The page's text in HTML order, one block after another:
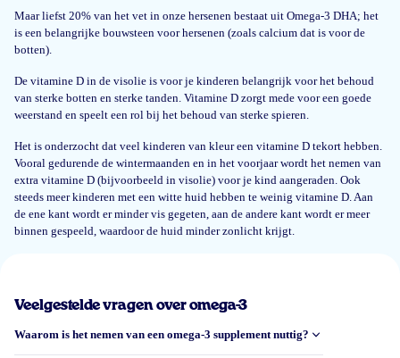
Sharon Nijkamp
30 dec 2024
Dzheylyan Mehmed
Roxanne
Maar liefst 20% van het vet in onze hersenen bestaat uit Omega-3 DHA; het
is een belangrijke bouwsteen voor hersenen (zoals calcium dat is voor de
botten).
De vitamine D in de visolie is voor je kinderen belangrijk voor het behoud
van sterke botten en sterke tanden. Vitamine D zorgt mede voor een goede
weerstand en speelt een rol bij het behoud van sterke spieren.
Het is onderzocht dat veel kinderen van kleur een vitamine D tekort hebben.
Vooral gedurende de wintermaanden en in het voorjaar wordt het nemen van
extra vitamine D (bijvoorbeeld in visolie) voor je kind aangeraden. Ook
steeds meer kinderen met een witte huid hebben te weinig vitamine D. Aan
de ene kant wordt er minder vis gegeten, aan de andere kant wordt er meer
binnen gespeeld, waardoor de huid minder zonlicht krijgt.
Veelgestelde vragen over omega-3
Waarom is het nemen van een omega-3 supplement nuttig?